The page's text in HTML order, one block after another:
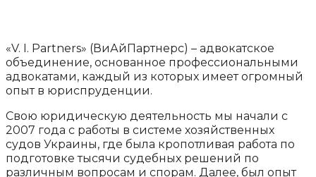
«V. I. Partners» (ВиАйПартнерс) – адвокатское
объединение, основанное профессиональными
адвокатами, каждый из которых имеет огромный
опыт в юриспруденции.
Свою юридическую деятельность мы начали с
2007 года с работы в системе хозяйственных
судов Украины, где была кропотливая работа по
подготовке тысячи судебных решений по
различным вопросам и спорам. Далее, был опыт